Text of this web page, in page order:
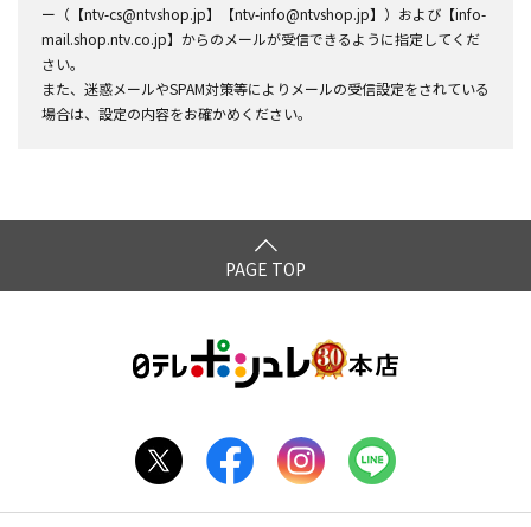
ー（【ntv-cs@ntvshop.jp】【ntv-info@ntvshop.jp】）および【info-
mail.shop.ntv.co.jp】からのメールが受信できるように指定してくだ
さい。
また、迷惑メールやSPAM対策等によりメールの受信設定をされている
場合は、設定の内容をお確かめください。
PAGE TOP